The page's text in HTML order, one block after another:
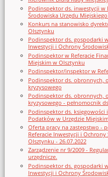
Podinspektor ds. inwestycji w
Środowiska Urzędu
Konkurs na stanowisko
Olsztynku
Podinspektor ds. gospodarki
Inwestycji i Ochrony
Podinspektor w Referacie
Miejskim w Olsztynku
Podinspektor/inspektor w
Podinspektor ds. obronnych,
kryzysowego
Podinspektor ds. obronnych,
kryzysowego - pełnomocnik
Podinspektor ds. księgowości
Podatków w Urzędzie
Oferta pracy na zastępstwo -
Referacie Inwestycji i
Olsztynku - 26.07.2022
Zarządzenie nr 9/2009 -
urzędnicze.
Podinspektor ds. gospodarki
Inwestycji i Ochrony